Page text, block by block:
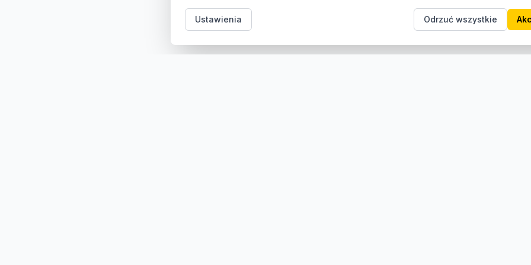
Ustawienia Odrzuć wszystkie